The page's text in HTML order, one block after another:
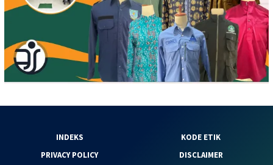
INDEKS
KODE ETIK
PRIVACY POLICY
DISCLAIMER